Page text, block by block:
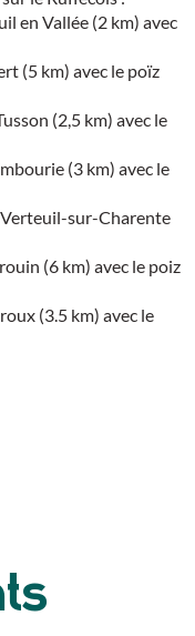
en Vallée (2 km) avec
(5 km) avec le poïz
(2,5 km) avec le
(3 km) avec le
Verteuil-sur-Charente
(6 km) avec le poiz
(3.5 km) avec le